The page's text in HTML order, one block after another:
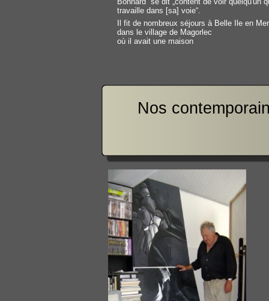
travaille dans [sa] voie“.
Il fit de nombreux séjours à Belle Ile en
dans le village de Magorlec
où il avait une maison
Nos